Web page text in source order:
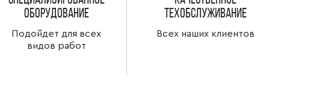
оборудование
Подойдет для всех
видов работ
техобслуживание
Всех наших клиентов